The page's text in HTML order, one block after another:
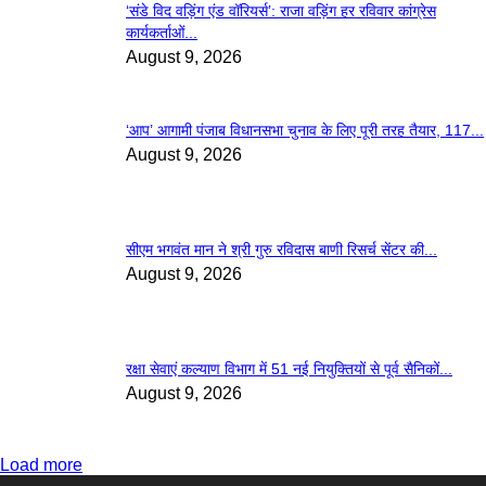
‘संडे विद वड़िंग एंड वॉरियर्स’: राजा वड़िंग हर रविवार कांग्रेस
कार्यकर्ताओं...
August 9, 2026
‘आप’ आगामी पंजाब विधानसभा चुनाव के लिए पूरी तरह तैयार, 117...
August 9, 2026
सीएम भगवंत मान ने श्री गुरु रविदास बाणी रिसर्च सेंटर की...
August 9, 2026
रक्षा सेवाएं कल्याण विभाग में 51 नई नियुक्तियों से पूर्व सैनिकों...
August 9, 2026
Load more